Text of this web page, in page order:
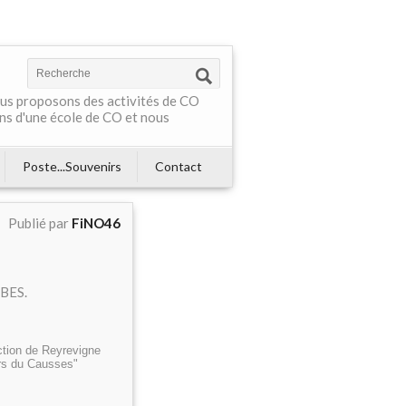
proposons des activités de CO
d'une école de CO et nous
Poste...Souvenirs Contact
Publié par FiNO46
de Reyrevigne
du Causses"